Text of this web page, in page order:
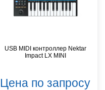
USB MIDI контроллер Nektar
Impact LX MINI
Цена по запросу